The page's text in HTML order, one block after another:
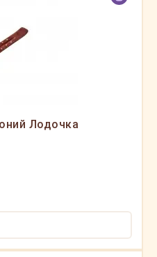
Лодочка